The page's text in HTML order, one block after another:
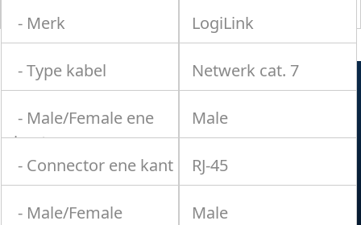
- Merk LogiLink
- Type kabel Netwerk cat. 7
- Male/Female ene
kant
Male
- Connector ene kant RJ-45
- Male/Female
Male